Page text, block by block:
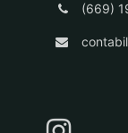
(669)